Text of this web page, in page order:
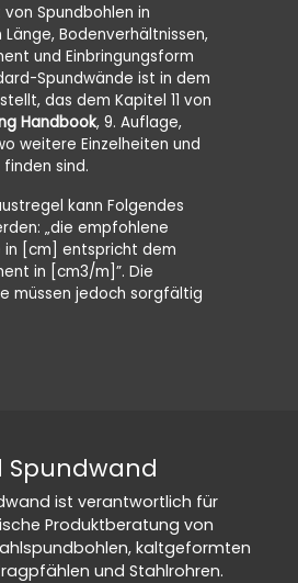
Spundbohlen in
Bodenverhältnissen,
und Einbringungsform
Spundwände ist in dem
das dem Kapitel 11 von
Handbook, 9. Auflage,
weitere Einzelheiten und
sind.
kann Folgendes
„die empfohlene
in [cm] entspricht dem
in [cm3/m]”. Die
müssen jedoch sorgfältig
Spundwand
ist verantwortlich für
Produktberatung von
kaltgeformten
und Stahlrohren.